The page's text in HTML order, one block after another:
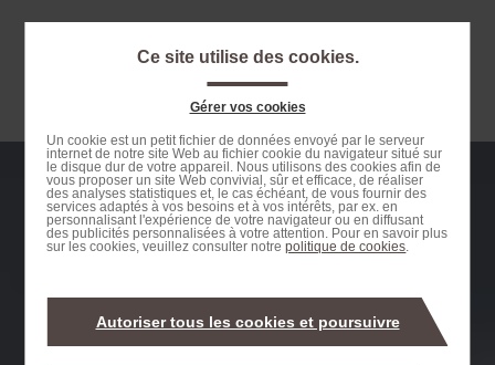
recherche
Navigation
principale
Ce site utilise des cookies.
Gérer vos cookies
Un cookie est un petit fichier de données envoyé par le serveur
internet de notre site Web au fichier cookie du navigateur situé sur
le disque dur de votre appareil. Nous utilisons des cookies afin de
vous proposer un site Web convivial, sûr et efficace, de réaliser
des analyses statistiques et, le cas échéant, de vous fournir des
services adaptés à vos besoins et à vos intérêts, par ex. en
personnalisant l'expérience de votre navigateur ou en diffusant
des publicités personnalisées à votre attention. Pour en savoir plus
sur les cookies, veuillez consulter notrepolitique de cookies.
Autoriser tous les cookies et poursuivre